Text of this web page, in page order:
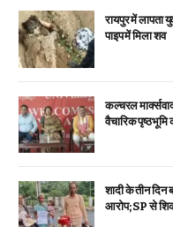
रायपुर में
पाइप में मिला शव
कल्चरल
वैचारिक
शादी के तीन दिन
आरोप; SP से